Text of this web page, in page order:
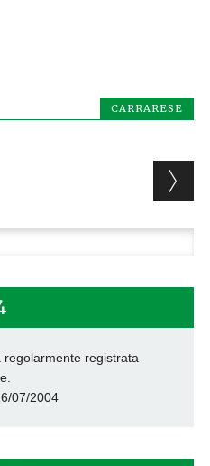
CARRARESE
registrata
07/2004